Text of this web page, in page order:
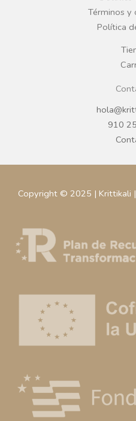
k
Términos y
Política
910
Copyright © 2025 | Krittikali |